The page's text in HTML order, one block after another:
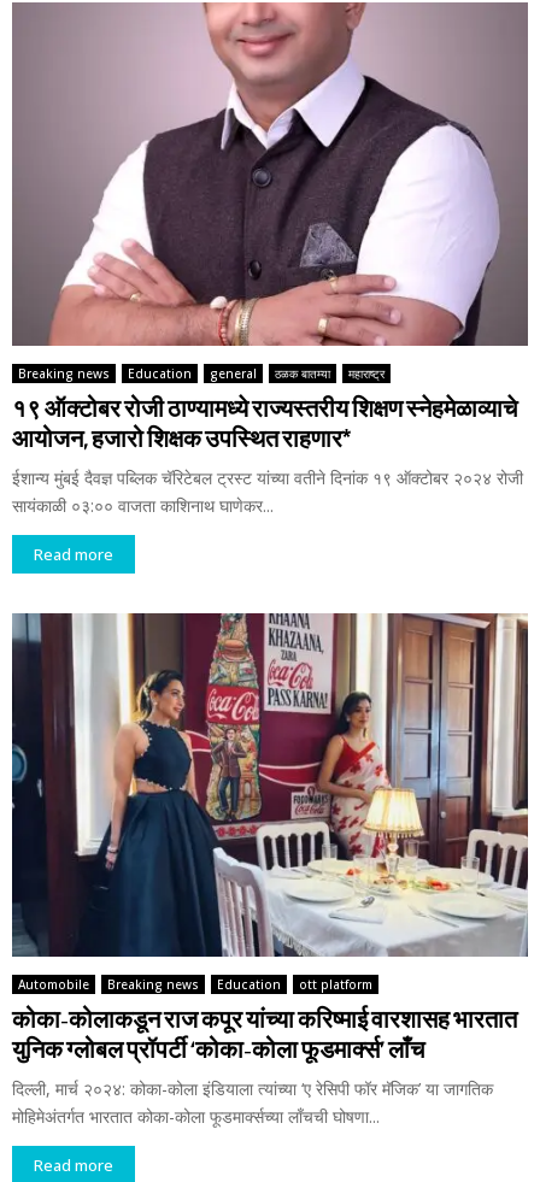
Breaking news Education general ठळक बातम्या महाराष्ट्र
१९ ऑक्टोबर रोजी ठाण्यामध्ये राज्यस्तरीय शिक्षण स्नेहमेळाव्याचे
आयोजन, हजारो शिक्षक उपस्थित राहणार*
ईशान्य मुंबई दैवज्ञ पब्लिक चॅरिटेबल ट्रस्ट यांच्या वतीने दिनांक १९ ऑक्टोबर २०२४ रोजी
सायंकाळी ०३:०० वाजता काशिनाथ घाणेकर...
Read more
Automobile Breaking news Education ott platform
कोका-कोलाकडून राज कपूर यांच्‍या करिष्‍माई वारशासह भारतात
युनिक ग्‍लोबल प्रॉपर्टी ‘कोका-कोला फूडमार्क्‍स’ लाँच
दिल्‍ली, मार्च २०२४: कोका-कोला इंडियाला त्‍यांच्‍या ‘ए रेसिपी फॉर मॅजिक’ या जागतिक
मोहिमेअंतर्गत भारतात कोका-कोला फूडमार्क्‍सच्‍या लाँचची घोषणा...
Read more